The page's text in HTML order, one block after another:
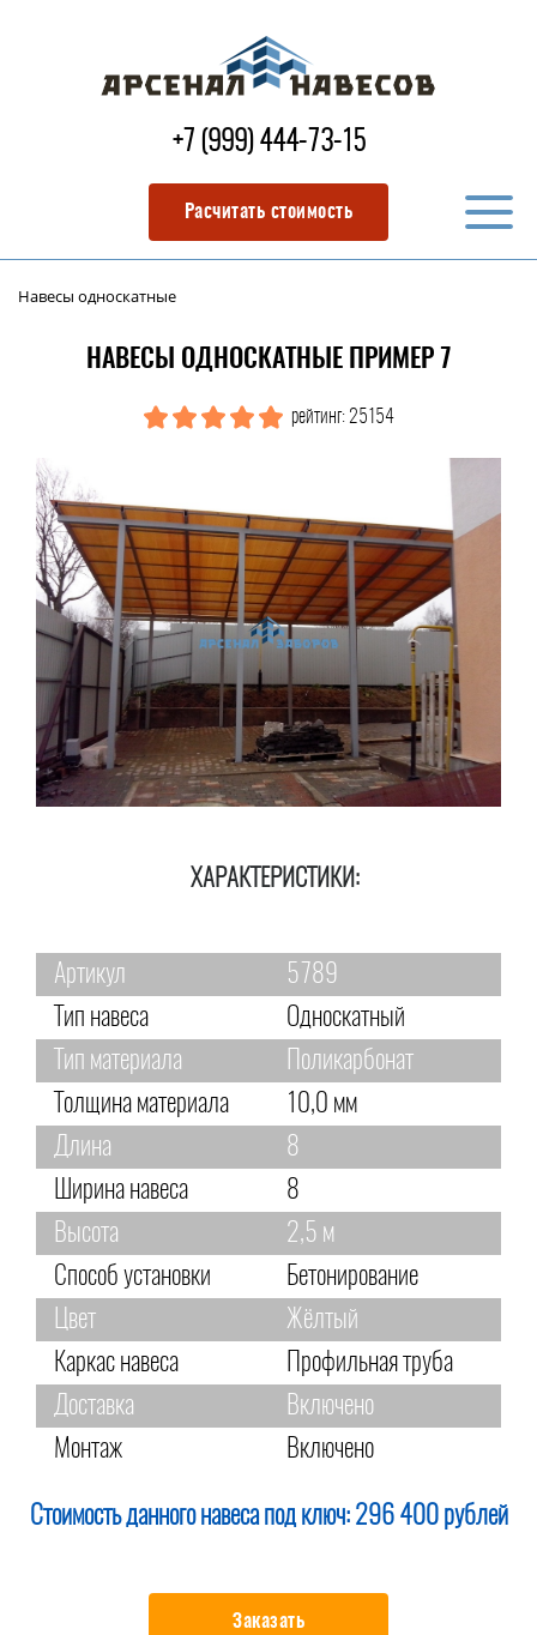
+7 (999) 444-73-15
Расчитать стоимость
Навесы односкатные
НАВЕСЫ ОДНОСКАТНЫЕ ПРИМЕР 7
рейтинг: 25154
ХАРАКТЕРИСТИКИ:
Артикул
5789
Тип навеса
Односкатный
Тип материала
Поликарбонат
Толщина материала
10,0 мм
Длина
8
Ширина навеса
8
Высота
2,5 м
Способ установки
Бетонирование
Цвет
Жёлтый
Каркас навеса
Профильная труба
Доставка
Включено
Монтаж
Включено
Стоимость данного навеса под ключ: 296 400 рублей
Заказать